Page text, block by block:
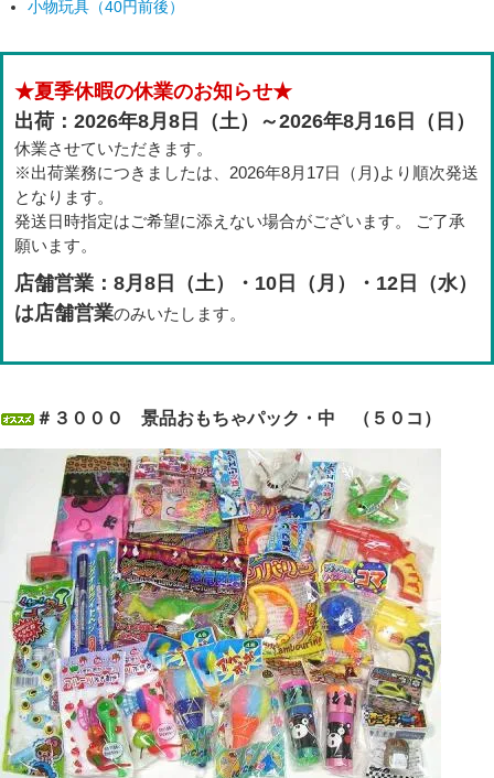
小物玩具（40円前後）
★夏季休暇の休業のお知らせ★
出荷：2026年8月8日（土）～2026年8月16日（日）
休業させていただきます。
※出荷業務につきましたは、2026年8月17日（月)より順次発送
となります。
発送日時指定はご希望に添えない場合がございます。 ご了承
願います。
店舗営業：8月8日（土）・10日（月）・12日（水）
は店舗営業のみいたします。
＃３０００ 景品おもちゃパック・中 （５０コ）